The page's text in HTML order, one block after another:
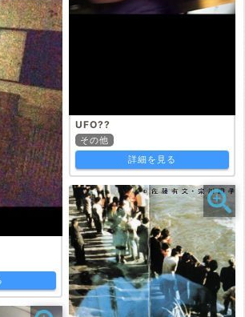
UFO??
その他
詳細を見る